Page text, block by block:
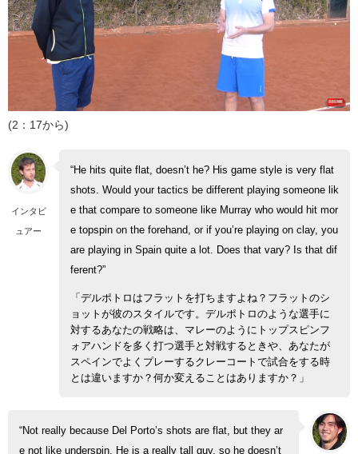
(2：17から)
インタビ
ュアー
“He hits quite flat, doesn’t he? His game style is very flat
shots. Would your tactics be different playing someone lik
e that compare to someone like Murray who would hit mor
e topspin on the forehand, or if you’re playing on clay, you
are playing in Spain quite a lot. Does that vary? Is that dif
ferent?”
「デルポトロはフラットを打ちますよね？フラットのシ
ョットが彼のスタイルです。デルポトロのような選手に
対するあなたの戦略は、マレーのようにトップスピンフ
ォアハンドを多く打つ選手と対戦するときや、あなたが
スペインでよくプレーするクレーコートで試合をする時
とは違いますか？何か変えることはありますか？」
“Not really because Del Porto’s shots are flat, but they ar
e not like underspin. He is a really tall guy, so he doesn’t